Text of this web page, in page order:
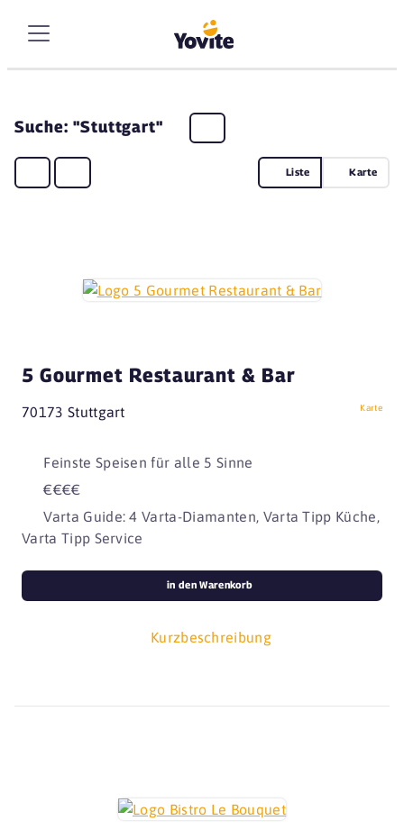
Suche: "Stuttgart"
Liste Karte
5 Gourmet Restaurant & Bar
70173 Stuttgart Karte
Feinste Speisen für alle 5 Sinne
€€€€
Varta Guide: 4 Varta-Diamanten, Varta Tipp Küche,
Varta Tipp Service
Kurzbeschreibung
in den Warenkorb